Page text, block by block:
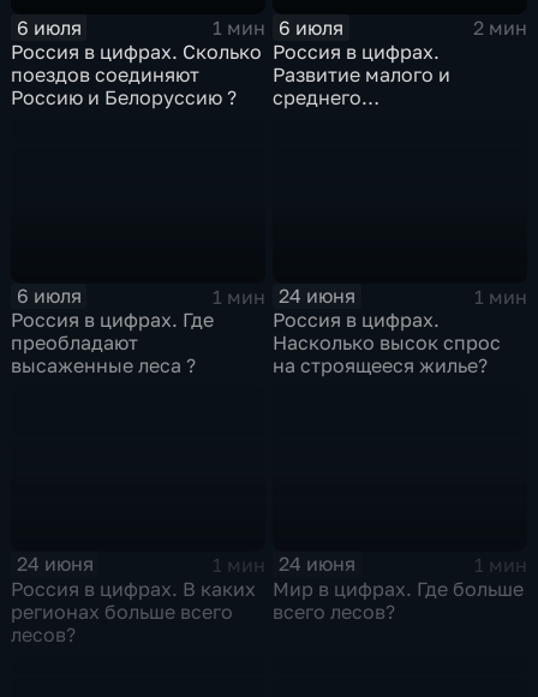
6 июля
1 мин
Россия в цифрах. Сколько
поездов соединяют
Россию и Белоруссию ?
6 июля
2 мин
Россия в цифрах.
Развитие малого и
среднего
6 июля
1 мин
Россия в цифрах. Где
преобладают
высаженные леса ?
24 июня
1 мин
Россия в цифрах.
Насколько высок спрос
на строящееся жилье?
24 июня
1 мин
Россия в цифрах. В каких
регионах больше всего
лесов?
24 июня
1 мин
Мир в цифрах. Где больше
всего лесов?